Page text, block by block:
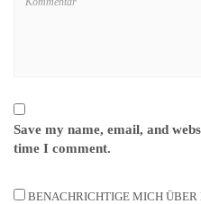
Save my name, email, and
time I comment.
BENACHRICHTIGE MICH